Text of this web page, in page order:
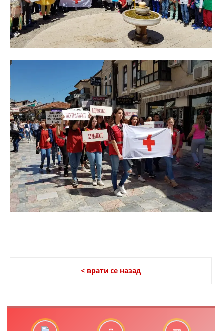
КАКО ДА ДОНИРАТЕ
ПОДГОТВЕНОСТ И ДЕЈСТВО ПРИ КАТАСТРОФИ
ПРОЕКТИ – ПОДГОТВЕНОСТ И ДЕЈСТВУВАЊЕ ПРИ КАТАСТРОФИ
ОДНОСИ СО ЈАВНОСТ
ИСТРАЖУВАЊЕ НА ЈАВНО МИСЛЕЊЕ
МЕЃУНАРОДНА СОРАБОТКА
ЗНАЧЕЊЕ НА СЛУЖБАТА ЗА БАРАЊЕ
ФОРМУЛАРИ ЗА БАРАЊА
ЗДРАВСТВЕНО ПРЕВЕНТИВНА ДЕЈНОСТ
ПРВА ПОМОШ
ДЕЈСТВУВАЊЕ
< врати се назад